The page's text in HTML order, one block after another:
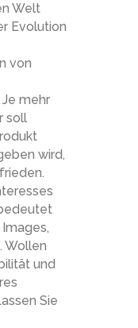
Welt
Evolution
von
mehr
soll
wird,
Wollen
und
Sie